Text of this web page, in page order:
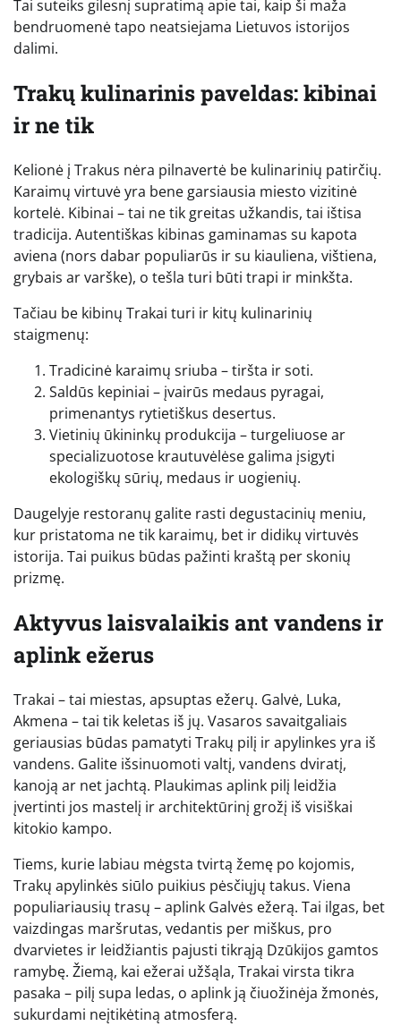
Tai suteiks gilesnį supratimą apie tai, kaip ši maža
bendruomenė tapo neatsiejama Lietuvos istorijos
dalimi.
Trakų kulinarinis paveldas: kibinai
ir ne tik
Kelionė į Trakus nėra pilnavertė be kulinarinių patirčių.
Karaimų virtuvė yra bene garsiausia miesto vizitinė
kortelė. Kibinai – tai ne tik greitas užkandis, tai ištisa
tradicija. Autentiškas kibinas gaminamas su kapota
aviena (nors dabar populiarūs ir su kiauliena, vištiena,
grybais ar varške), o tešla turi būti trapi ir minkšta.
Tačiau be kibinų Trakai turi ir kitų kulinarinių
staigmenų:
Tradicinė karaimų sriuba – tiršta ir soti.
Saldūs kepiniai – įvairūs medaus pyragai,
primenantys rytietiškus desertus.
Vietinių ūkininkų produkcija – turgeliuose ar
specializuotose krautuvėlėse galima įsigyti
ekologiškų sūrių, medaus ir uogienių.
Daugelyje restoranų galite rasti degustacinių meniu,
kur pristatoma ne tik karaimų, bet ir didikų virtuvės
istorija. Tai puikus būdas pažinti kraštą per skonių
prizmę.
Aktyvus laisvalaikis ant vandens ir
aplink ežerus
Trakai – tai miestas, apsuptas ežerų. Galvė, Luka,
Akmena – tai tik keletas iš jų. Vasaros savaitgaliais
geriausias būdas pamatyti Trakų pilį ir apylinkes yra iš
vandens. Galite išsinuomoti valtį, vandens dviratį,
kanoją ar net jachtą. Plaukimas aplink pilį leidžia
įvertinti jos mastelį ir architektūrinį grožį iš visiškai
kitokio kampo.
Tiems, kurie labiau mėgsta tvirtą žemę po kojomis,
Trakų apylinkės siūlo puikius pėsčiųjų takus. Viena
populiariausių trasų – aplink Galvės ežerą. Tai ilgas, bet
vaizdingas maršrutas, vedantis per miškus, pro
dvarvietes ir leidžiantis pajusti tikrąją Dzūkijos gamtos
ramybę. Žiemą, kai ežerai užšąla, Trakai virsta tikra
pasaka – pilį supa ledas, o aplink ją čiuožinėja žmonės,
sukurdami neįtikėtiną atmosferą.